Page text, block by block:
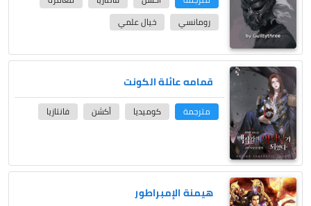
رومانسي
خيال علمي
قمامه عائلة الكونت
مترجمة كوميديا أكشن فانتازيا
هيمنة الإمبراطور